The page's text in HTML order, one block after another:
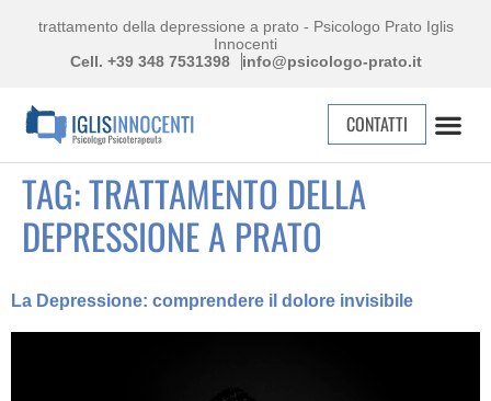
trattamento della depressione a prato - Psicologo Prato Iglis
Innocenti
Cell. +39 348 7531398
info@psicologo-prato.it
CONTATTI
TAG:TRATTAMENTO DELLA
DEPRESSIONE A PRATO
La Depressione: comprendere il dolore invisibile